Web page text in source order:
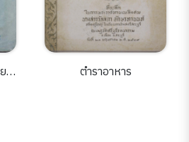
ตำราอาหาร